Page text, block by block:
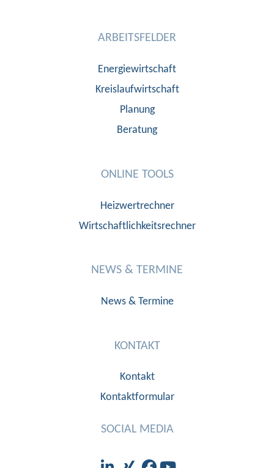
ARBEITSFELDER
Energiewirtschaft
Kreislaufwirtschaft
Planung
Beratung
ONLINE TOOLS
Heizwertrechner
Wirtschaftlichkeitsrechner
NEWS & TERMINE
News & Termine
KONTAKT
Kontakt
Kontaktformular
SOCIAL MEDIA